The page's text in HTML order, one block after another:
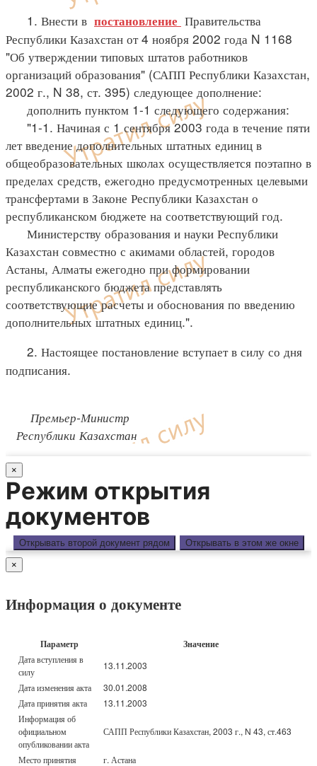
1. Внести в постановление Правительства
Республики Казахстан от 4 ноября 2002 года N 1168
"Об утверждении типовых штатов работников
организаций образования" (САПП Республики Казахстан,
2002 г., N 38, ст. 395) следующее дополнение:
дополнить пунктом 1-1 следующего содержания:
"1-1. Начиная с 1 сентября 2003 года в течение пяти
лет введение дополнительных штатных единиц в
общеобразовательных школах осуществляется поэтапно в
пределах средств, ежегодно предусмотренных целевыми
трансфертами в Законе Республики Казахстан о
республиканском бюджете на соответствующий год.
Министерству образования и науки Республики
Казахстан совместно с акимами областей, городов
Астаны, Алматы ежегодно при формировании
республиканского бюджета представлять
соответствующие расчеты и обоснования по введению
дополнительных штатных единиц.".
2. Настоящее постановление вступает в силу со дня
подписания.
Премьер-Министр
Республики Казахстан
×
Режим открытия
документов
Открывать второй документ рядом Открывать в этом же окне
×
Информация о документе
Параметр Значение
Дата вступления в
силу
13.11.2003
Дата изменения акта
30.01.2008
Дата принятия акта
13.11.2003
Информация об
официальном
опубликовании акта
САПП Республики Казахстан, 2003 г., N 43, ст.463
Место принятия г. Астана